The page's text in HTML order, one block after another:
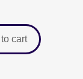
cart